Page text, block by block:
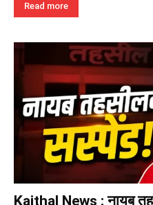
Read more
Kaithal News : नायब